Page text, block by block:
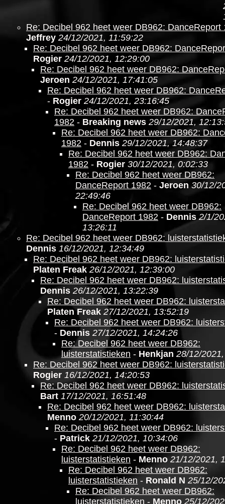
Re: Decibel 962 heet weer DB962: DanceReport
Jeffrey 24/12/2021, 11:59:22
Re: Decibel 962 heet weer DB962:
Rogier 24/12/2021, 12:29:00
Re: Decibel 962 heet weer DB962:
Jeroen 24/12/2021, 17:41:05
Re: Decibel 962 heet weer DB962:
- Rogier 24/12/2021, 23:16:45
Re: Decibel 962 heet weer DB962:
1982 - Breaking news 29/12/2021,
Re: Decibel 962 heet weer DB962:
1982 - Dennis 29/12/2021, 14:48:37
Re: Decibel 962 heet weer DB962:
1982 - Rogier 30/12/2021, 0:02:33
Re: Decibel 962 heet weer DB962:
DanceReport 1982 - Jeroen 30/12/
22:49:46
Re: Decibel 962 heet weer DB962:
DanceReport 1982 - Dennis 2/1/
13:26:11
Re: Decibel 962 heet weer DB962:
Dennis 16/12/2021, 12:34:49
Re: Decibel 962 heet weer DB962:
Platen Freak 26/12/2021, 12:39:00
Re: Decibel 962 heet weer DB962:
Dennis 26/12/2021, 13:22:39
Re: Decibel 962 heet weer DB962:
Platen Freak 27/12/2021, 13:52:19
Re: Decibel 962 heet weer DB962:
- Dennis 27/12/2021, 14:24:26
Re: Decibel 962 heet weer DB962:
luisterstatistieken - Henkjan 28/12/
Re: Decibel 962 heet weer DB962:
Rogier 16/12/2021, 14:20:53
Re: Decibel 962 heet weer DB962:
Bart 17/12/2021, 16:51:48
Re: Decibel 962 heet weer DB962:
Menno 20/12/2021, 11:30:44
Re: Decibel 962 heet weer DB962:
- Patrick 21/12/2021, 10:34:06
Re: Decibel 962 heet weer DB962:
luisterstatistieken - Menno 21/12/2021,
Re: Decibel 962 heet weer DB962:
luisterstatistieken - Ronald N 25/12/
Re: Decibel 962 heet weer DB962:
luisterstatistieken - Menno 25/12/